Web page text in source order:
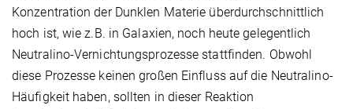
Konzentration der Dunklen Materie überdurchschnittlich
hoch ist, wie z.B. in Galaxien, noch heute gelegentlich
Neutralino-Vernichtungsprozesse stattfinden. Obwohl
diese Prozesse keinen großen Einfluss auf die Neutralino-
Häufigkeit haben, sollten in dieser Reaktion